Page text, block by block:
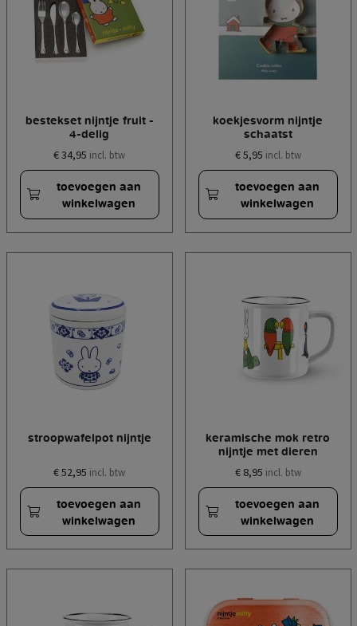
bestekset nijntje fruit -
4-delig
€ 34,95 incl. btw
toevoegen aan
winkelwagen
koekjesvorm nijntje
schaatst
€ 5,95 incl. btw
toevoegen aan
winkelwagen
stroopwafelpot nijntje
€ 52,95 incl. btw
toevoegen aan
winkelwagen
keramische mok retro
nijntje met dieren
€ 8,95 incl. btw
toevoegen aan
winkelwagen